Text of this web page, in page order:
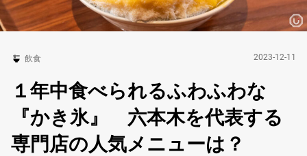
飲食 2023-12-11
１年中食べられるふわふわな
『かき氷』 六本木を代表する
専門店の人気メニューは？